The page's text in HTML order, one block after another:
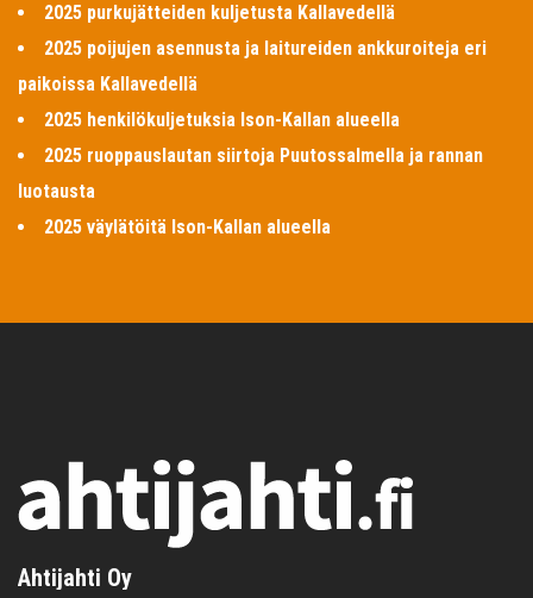
2025 purkujätteiden kuljetusta Kallavedellä
2025 poijujen asennusta ja laitureiden ankkuroiteja eri
paikoissa Kallavedellä
2025 henkilökuljetuksia Ison-Kallan alueella
2025 ruoppauslautan siirtoja Puutossalmella ja rannan
luotausta
2025 väylätöitä Ison-Kallan alueella
Ahtijahti Oy